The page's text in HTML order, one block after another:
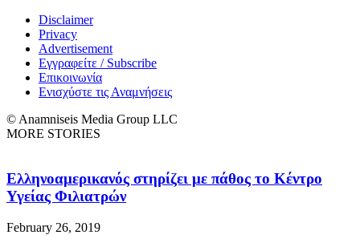
Disclaimer
Privacy
Advertisement
Εγγραφείτε / Subscribe
Επικοινωνία
Ενισχύστε τις Αναμνήσεις
© Anamniseis Media Group LLC
MORE STORIES
Ελληνοαμερικανός στηρίζει με πάθος το Κέντρο
Υγείας Φιλιατρών
February 26, 2019